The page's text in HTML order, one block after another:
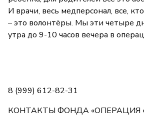
И врачи, весь медперсонал, все,
– это волонтёры. Мы эти четыре
утра до 9-10 часов вечера в
8 (999) 612-82-31
КОНТАКТЫ ФОНДА «ОПЕРАЦИЯ